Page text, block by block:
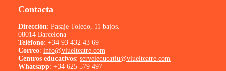
Contacta
Dirección: Pasaje Toledo, 11 bajos.
08014 Barcelona
Teléfono: +34 93 432 43 69
Correo: info@viuelteatre.com
Centros educativos: serveieducatiu@viuelteatre.com
Whatsapp: +34 625 579 497